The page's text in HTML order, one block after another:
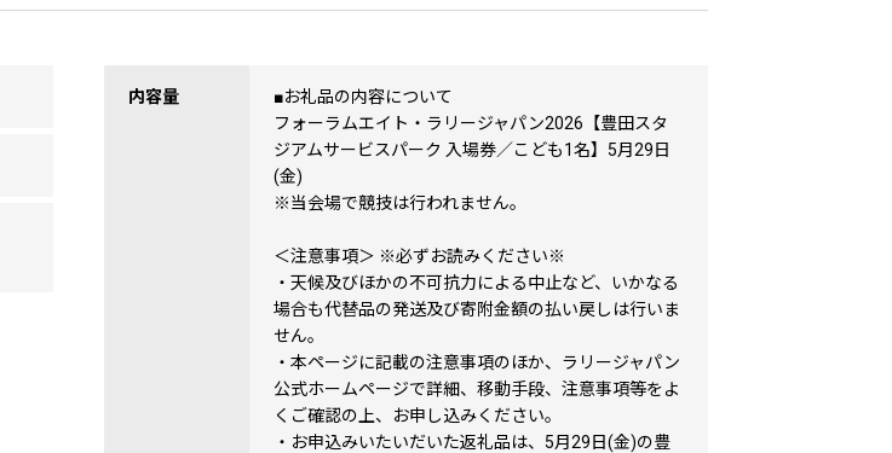
内容量
■お礼品の内容について
フォーラムエイト・ラリージャパン2026【豊田スタ
ジアムサービスパーク 入場券／こども1名】5月29日
(金)
※当会場で競技は行われません。
＜注意事項＞ ※必ずお読みください※
・天候及びほかの不可抗力による中止など、いかなる
場合も代替品の発送及び寄附金額の払い戻しは行いま
せん。
・本ページに記載の注意事項のほか、ラリージャパン
公式ホームページで詳細、移動手段、注意事項等をよ
くご確認の上、お申し込みください。
・お申込みいたいだいた返礼品は、5月29日(金)の豊